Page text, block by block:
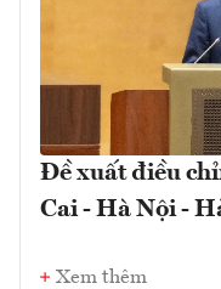
Đề xuất điều
Cai - Hà Nội -
Xem thêm